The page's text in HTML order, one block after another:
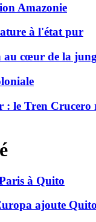
Amazonie
à l'état pur
au cœur de la
: le Tren Crucero
à Quito
ajoute